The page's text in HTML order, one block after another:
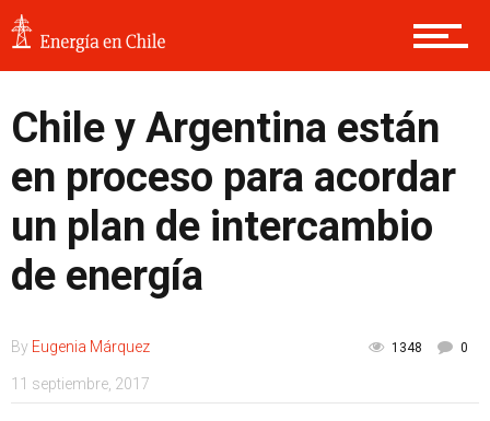
Chile y Argentina están
en proceso para acordar
un plan de intercambio
de energía
By Eugenia Márquez
11 septiembre, 2017
1348 0